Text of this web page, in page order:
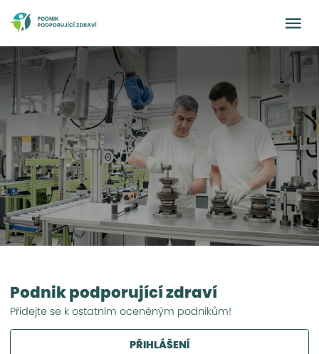
Podnik podporující zdraví
Přidejte se k ostatním oceněným podnikům!
PŘIHLÁŠENÍ